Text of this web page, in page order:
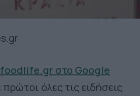
foodlife.gr στο Google
όλες τις ειδήσεις